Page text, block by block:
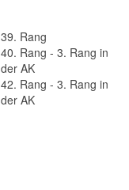
39. Rang
40. Rang - 3. Rang in
der AK
42. Rang - 3. Rang in
der AK